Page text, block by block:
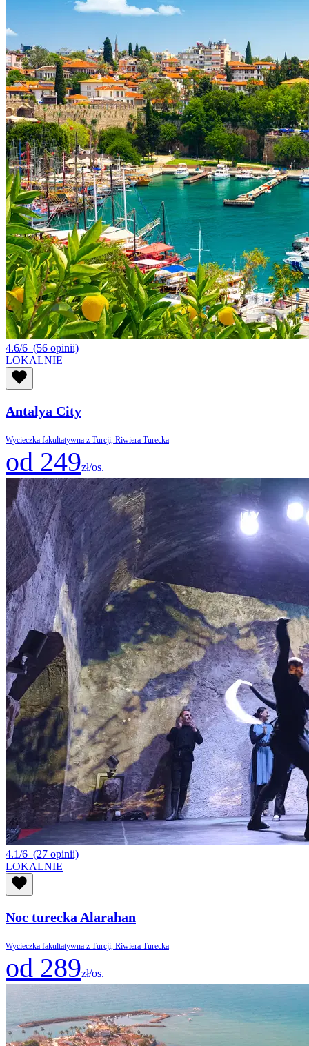
4.6/6 (56 opinii)
LOKALNIE
Antalya City
Wycieczka fakultatywna z Turcji, Riwiera Turecka
od 249zł/os.
4.1/6 (27 opinii)
LOKALNIE
Noc turecka Alarahan
Wycieczka fakultatywna z Turcji, Riwiera Turecka
od 289zł/os.